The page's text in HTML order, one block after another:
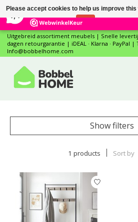
12 Reviews
Uitgebreid assortiment meubels | Snelle
dagen retourgarantie | iDEAL · Klarna · PayPal |
Info@bobbelhome.com
Show filters
1 products Sort by
Please accept cookies to help us improve
No